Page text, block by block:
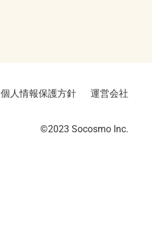
個人情報保護方針 運営会社
©2023︎ Socosmo Inc.